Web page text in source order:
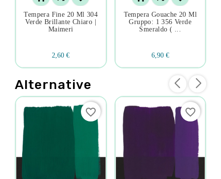
Tempera Fine 20 Ml 304
Verde Brillante Chiaro |
Maimeri
2,60 €
Tempera Gouache 20 Ml
Gruppo: 1 356 Verde
Smeraldo ( ...
6,90 €
Alternative
favorite_border favorite_border